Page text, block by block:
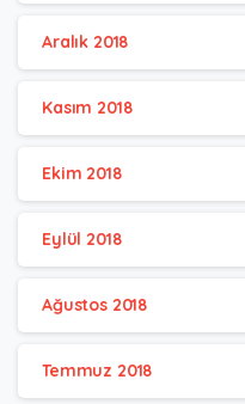
Aralık 2018
Kasım 2018
Ekim 2018
Eylül 2018
Ağustos 2018
Temmuz 2018